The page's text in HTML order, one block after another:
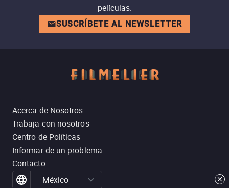
películas.
SUSCRÍBETE AL NEWSLETTER
Acerca de Nosotros
Trabaja con nosotros
Centro de Políticas
Informar de un problema
Contacto
México